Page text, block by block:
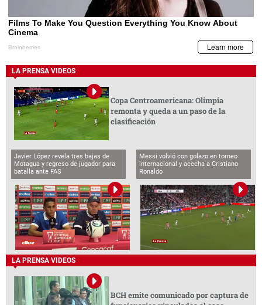
LA PRENSA VIDEOS
Copa Centroamericana: Olimpia
remonta y queda a un paso de la
clasificación
Javier López revela tres bajas de
Motagua y regreso de jugador para
batalla ante FAS
Messi volvió con golazo en torneo
internacional y acecha a Cristiano
Ronaldo
LA PRENSA VIDEOS
BCH emite comunicado por captura de